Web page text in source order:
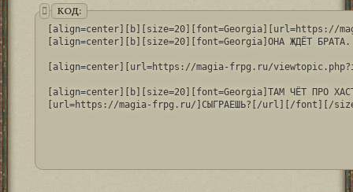
КОД:
[align=center][b][size=20][font=Georgia][url=https://
[align=center][b][size=20][font=Georgia]ОНА ЖДЁТ
[align=center][url=https://magia-frpg.ru/
[align=center][b][size=20][font=Georgia]ТАМ ЧЁТ ПРО
[url=https://magia-frpg.ru/]СЫГРАЕШЬ?[/url][/font][/